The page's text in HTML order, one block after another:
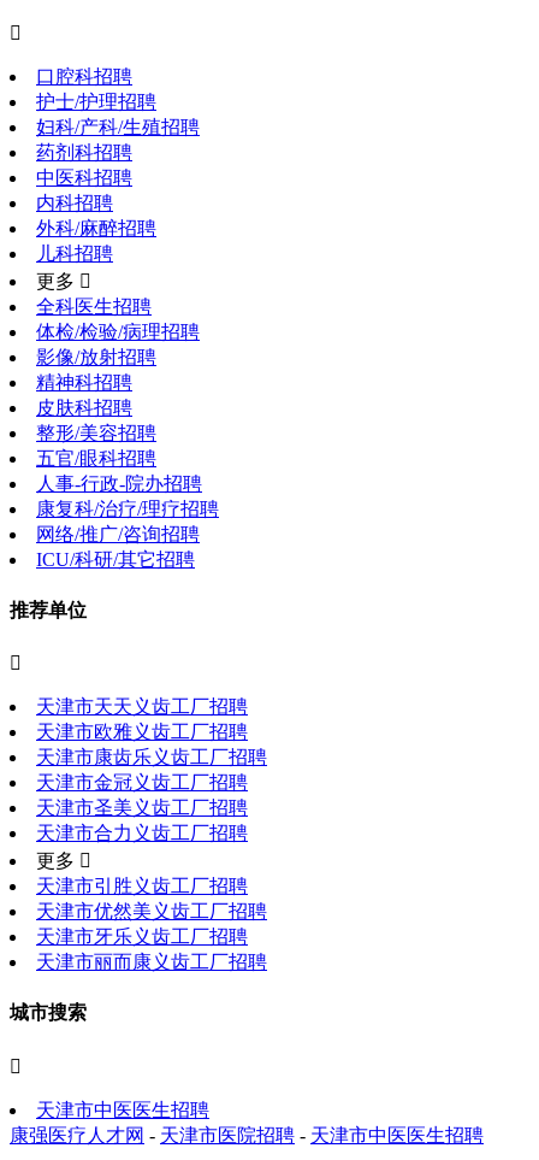

口腔科招聘
护士/护理招聘
妇科/产科/生殖招聘
药剂科招聘
中医科招聘
内科招聘
外科/麻醉招聘
儿科招聘
更多 
全科医生招聘
体检/检验/病理招聘
影像/放射招聘
精神科招聘
皮肤科招聘
整形/美容招聘
五官/眼科招聘
人事-行政-院办招聘
康复科/治疗/理疗招聘
网络/推广/咨询招聘
ICU/科研/其它招聘
推荐单位

天津市天天义齿工厂招聘
天津市欧雅义齿工厂招聘
天津市康齿乐义齿工厂招聘
天津市金冠义齿工厂招聘
天津市圣美义齿工厂招聘
天津市合力义齿工厂招聘
更多 
天津市引胜义齿工厂招聘
天津市优然美义齿工厂招聘
天津市牙乐义齿工厂招聘
天津市丽而康义齿工厂招聘
城市搜索

天津市中医医生招聘
康强医疗人才网 - 天津市医院招聘 - 天津市中医医生招聘